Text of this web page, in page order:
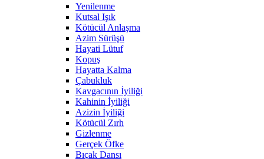
Yenilenme
Kutsal Işık
Kötücül Anlaşma
Azim Sürüşü
Hayati Lütuf
Kopuş
Hayatta Kalma
Çabukluk
Kavgacının İyiliği
Kahinin İyiliği
Azizin İyiliği
Kötücül Zırh
Gizlenme
Gerçek Öfke
Bıçak Dansı